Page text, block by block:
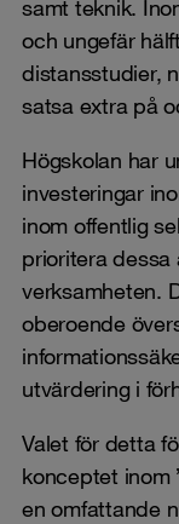
samt teknik.
och ungefär
distansstudier,
satsa extra på
Högskolan har
investeringar
inom offentlig
prioritera dessa
verksamheten.
oberoende
utvärdering i
Valet för detta
konceptet inom
en omfattande